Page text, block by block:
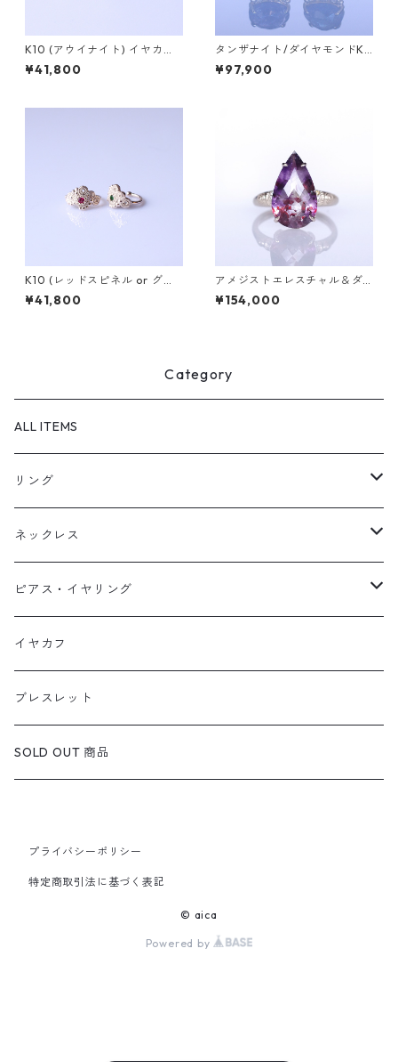
K10 (アウイナイト) イヤカフ
PLANTA（プランタ）
¥41,800
タンザナイト/ダイヤモンドK1
0ピアス TEPI（ﾃﾋﾟ）【T00
4】
¥97,900
K10 (レッドスピネル or グリ
ーンガーネット）イヤカフ PL
ANTA（プランタ）
¥41,800
アメジストエレスチャル＆ダ
イヤK10リング FATA(ファタ）
[F017]
¥154,000
Category
ALL ITEMS
リング
天然石1点ものリング【Gold】（在庫ありのみ絞込）
天然石1点ものリング【Silver】（在庫ありのみ絞込）
定番リング
ネックレス
天然石1点ものネックレス（在庫ありのみ絞込）
定番ネックレス
ピアス・イヤリング
天然石1点ものピアス（在庫ありのみ絞込）
定番ピアス/イヤリング
イヤカフ
ブレスレット
SOLD OUT 商品
プライバシーポリシー
特定商取引法に基づく表記
© aica
Powered by